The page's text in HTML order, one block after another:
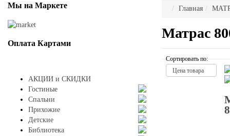
Главная
Матрас
Сортировать по:
Цена товара
Мы на Маркете
Оплата Картами
АКЦИИ и СКИДКИ
Гостиные
Спальни
Прихожие
Детские
Библиотека